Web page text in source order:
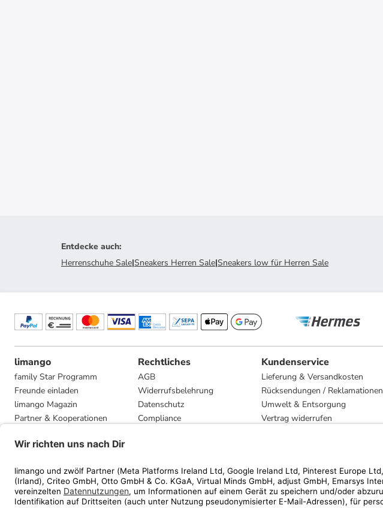
Entdecke auch:
Herrenschuhe Sale|Sneakers Herren Sale|Sneakers low für Herren Sale
limango
family Star Programm
Freunde einladen
limango Magazin
Partner & Kooperationen
Presse
Rechtliches
AGB
Widerrufsbelehrung
Datenschutz
Compliance
Kundenservice
Lieferung & Versandkosten
Rücksendungen / Reklamationen
Umwelt & Entsorgung
Vertrag widerrufen